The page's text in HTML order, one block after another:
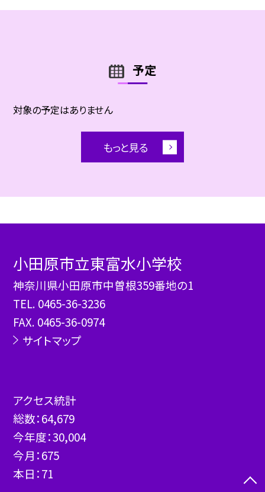
予定
対象の予定はありません
もっと見る
小田原市立東富水小学校
神奈川県小田原市中曽根359番地の1
TEL. 0465-36-3236
FAX. 0465-36-0974
サイトマップ
アクセス統計
総数：64,679
今年度：30,004
今月：675
本日：71